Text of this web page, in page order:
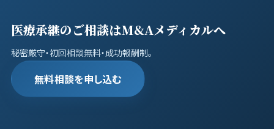
医療承継のご相談はM&Aメディカルへ
秘密厳守・初回相談無料・成功報酬制。
無料相談を申し込む